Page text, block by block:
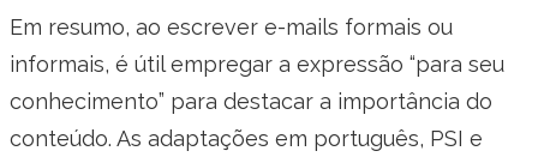
Em resumo, ao escrever e-mails formais ou
informais, é útil empregar a expressão “para seu
conhecimento” para destacar a importância do
conteúdo. As adaptações em português, PSI e